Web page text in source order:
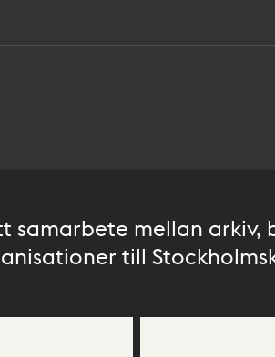
samarbete mellan arkiv,
till